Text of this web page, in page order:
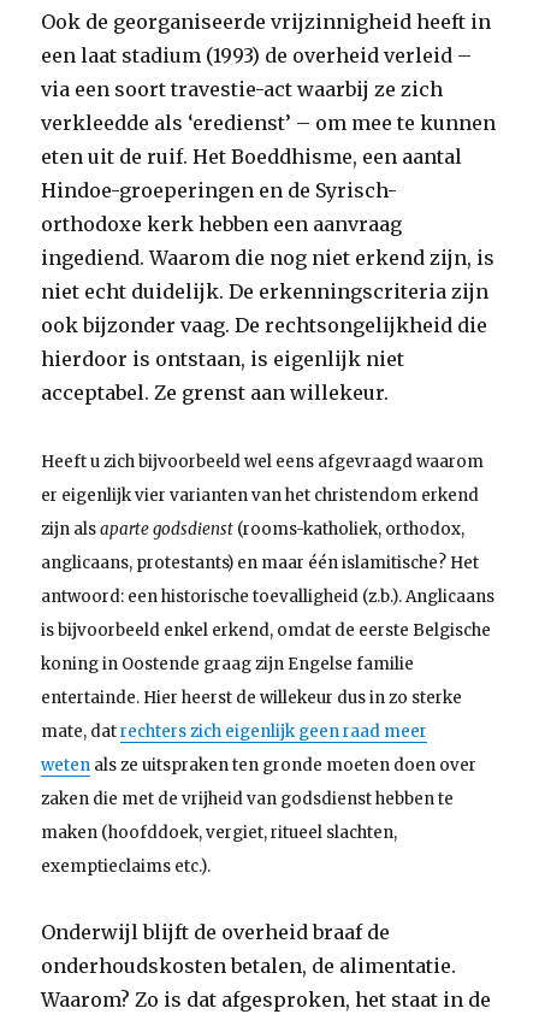
Ook de georganiseerde vrijzinnigheid heeft in
een laat stadium (1993) de overheid verleid –
via een soort travestie-act waarbij ze zich
verkleedde als ‘eredienst’ – om mee te kunnen
eten uit de ruif. Het Boeddhisme, een aantal
Hindoe-groeperingen en de Syrisch-
orthodoxe kerk hebben een aanvraag
ingediend. Waarom die nog niet erkend zijn, is
niet echt duidelijk. De erkenningscriteria zijn
ook bijzonder vaag. De rechtsongelijkheid die
hierdoor is ontstaan, is eigenlijk niet
acceptabel. Ze grenst aan willekeur.
Heeft u zich bijvoorbeeld wel eens afgevraagd waarom
er eigenlijk vier varianten van het christendom erkend
zijn alsaparte godsdienst (rooms-katholiek, orthodox,
anglicaans, protestants) en maar één islamitische? Het
antwoord: een historische toevalligheid (z.b.). Anglicaans
is bijvoorbeeld enkel erkend, omdat de eerste Belgische
koning in Oostende graag zijn Engelse familie
entertainde. Hier heerst de willekeur dus in zo sterke
mate, datrechters zich eigenlijk geen raad meer
weten als ze uitspraken ten gronde moeten doen over
zaken die met de vrijheid van godsdienst hebben te
maken (hoofddoek, vergiet, ritueel slachten,
exemptieclaims etc.).
Onderwijl blijft de overheid braaf de
onderhoudskosten betalen, de alimentatie.
Waarom? Zo is dat afgesproken, het staat in de